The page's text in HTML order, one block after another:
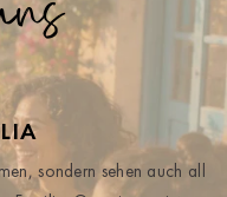
sondern sehen auch all